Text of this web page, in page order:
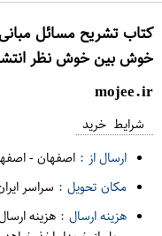
کتاب تشریح مسائل
خوش بین خوش نظر
mojee.ir
شرایط خرید
ارسال از : اصفهان-
مکان تحویل : سراسر
هزینه ارسال : هزینه